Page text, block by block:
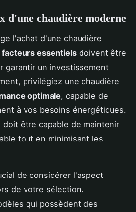
d'une chaudière moderne
l'achat d'une chaudière
facteurs essentiels doivent être
garantir un investissement
privilégiez une chaudière
optimale, capable de
à vos besoins énergétiques.
doit être capable de maintenir
tout en minimisant les
de considérer l'aspect
de votre sélection.
qui possèdent des